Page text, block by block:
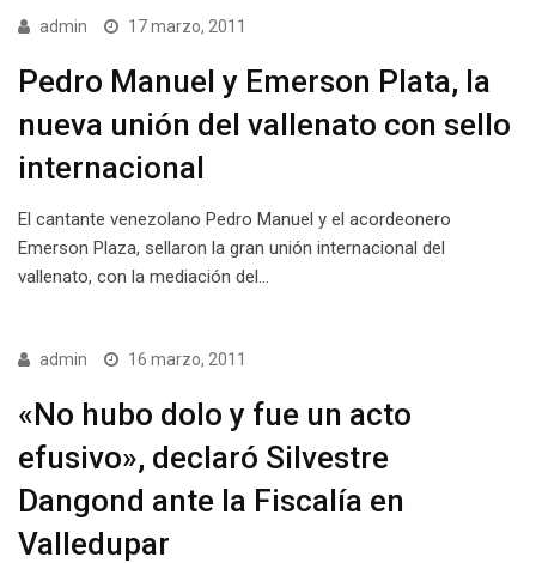
admin 17 marzo, 2011
Pedro Manuel y Emerson Plata, la
nueva unión del vallenato con sello
internacional
El cantante venezolano Pedro Manuel y el acordeonero
Emerson Plaza, sellaron la gran unión internacional del
vallenato, con la mediación del…
admin 16 marzo, 2011
«No hubo dolo y fue un acto
efusivo», declaró Silvestre
Dangond ante la Fiscalía en
Valledupar